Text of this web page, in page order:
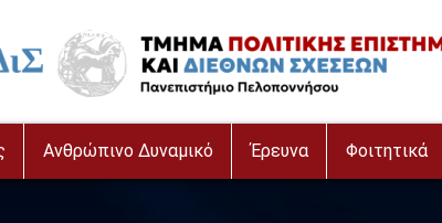
Ανθρώπινο Δυναμικό Έρευνα Φοιτητικά